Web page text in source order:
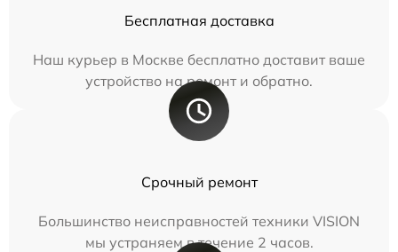
Бесплатная доставка
Наш курьер в Москве бесплатно доставит ваше
устройство на ремонт и обратно.
Срочный ремонт
Большинство неисправностей техники VISION
мы устраняем в течение 2 часов.